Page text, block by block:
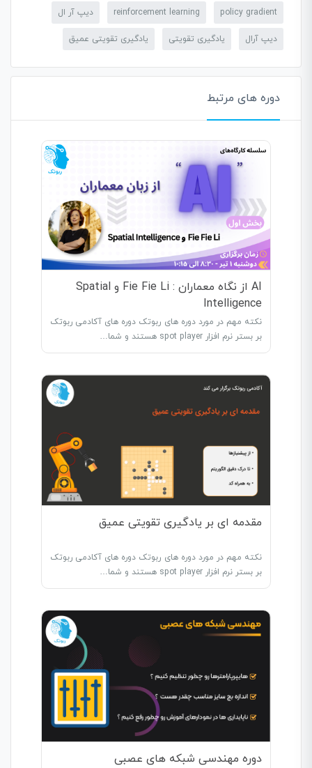
policy gradient
reinforcement learning دیپ آر ال
دیپ آرال یادگیری تقویتی یادگیری تقویتی عمیق
دوره های مرتبط
AI از نگاه معماران : Fie Fie Li و Spatial
Intelligence
نکته مهم در مورد دوره های ربوتک دوره های آکادمی ربوتک
بر بستر نرم افزار spot player هستند و شما…
مقدمه ای بر یادگیری تقویتی عمیق
نکته مهم در مورد دوره های ربوتک دوره های آکادمی ربوتک
بر بستر نرم افزار spot player هستند و شما…
دوره مهندسی شبکه های عصبی